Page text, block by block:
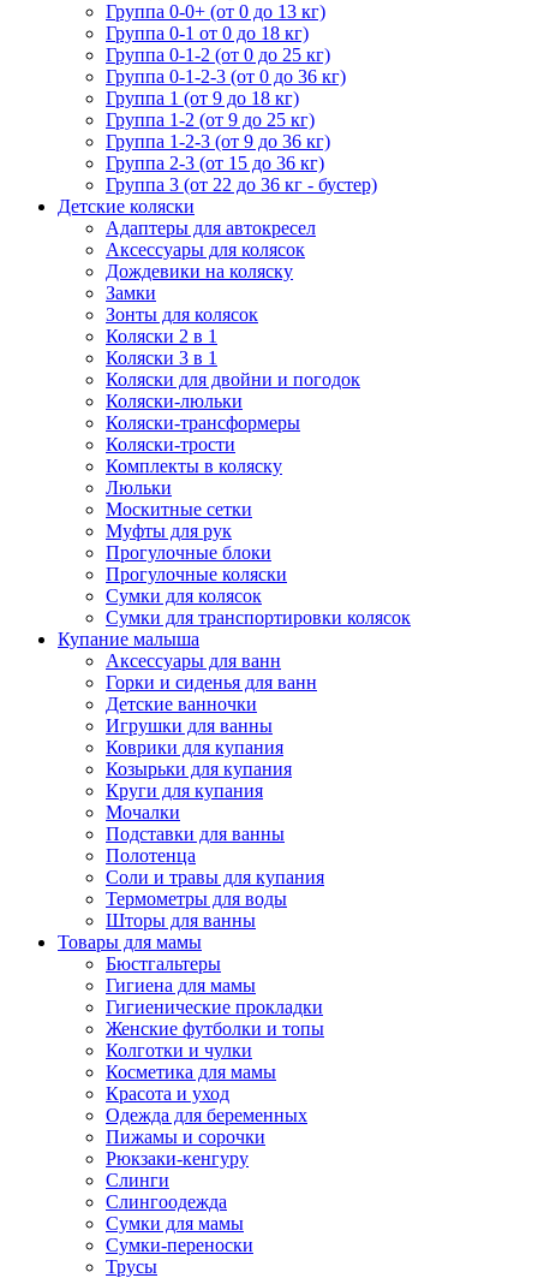
Группа 0-0+ (от 0 до 13 кг)
Группа 0-1 от 0 до 18 кг)
Группа 0-1-2 (от 0 до 25 кг)
Группа 0-1-2-3 (от 0 до 36 кг)
Группа 1 (от 9 до 18 кг)
Группа 1-2 (от 9 до 25 кг)
Группа 1-2-3 (от 9 до 36 кг)
Группа 2-3 (от 15 до 36 кг)
Группа 3 (от 22 до 36 кг - бустер)
Детские коляски
Адаптеры для автокресел
Аксессуары для колясок
Дождевики на коляску
Замки
Зонты для колясок
Коляски 2 в 1
Коляски 3 в 1
Коляски для двойни и погодок
Коляски-люльки
Коляски-трансформеры
Коляски-трости
Комплекты в коляску
Люльки
Москитные сетки
Муфты для рук
Прогулочные блоки
Прогулочные коляски
Сумки для колясок
Сумки для транспортировки колясок
Купание малыша
Аксессуары для ванн
Горки и сиденья для ванн
Детские ванночки
Игрушки для ванны
Коврики для купания
Козырьки для купания
Круги для купания
Мочалки
Подставки для ванны
Полотенца
Соли и травы для купания
Термометры для воды
Шторы для ванны
Товары для мамы
Бюстгальтеры
Гигиена для мамы
Гигиенические прокладки
Женские футболки и топы
Колготки и чулки
Косметика для мамы
Красота и уход
Одежда для беременных
Пижамы и сорочки
Рюкзаки-кенгуру
Слинги
Слингоодежда
Сумки для мамы
Сумки-переноски
Трусы